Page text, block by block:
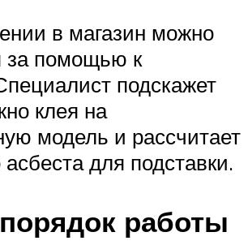
в магазин можно
за помощью к
подскажет
клея на
модель и рассчитает
асбеста для подставки.
работы